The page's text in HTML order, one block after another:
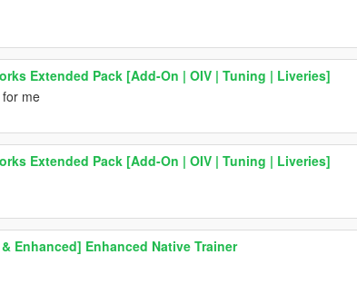
Extended Pack [Add-On | OIV | Tuning | Liveries]
me
Extended Pack [Add-On | OIV | Tuning | Liveries]
Enhanced] Enhanced Native Trainer